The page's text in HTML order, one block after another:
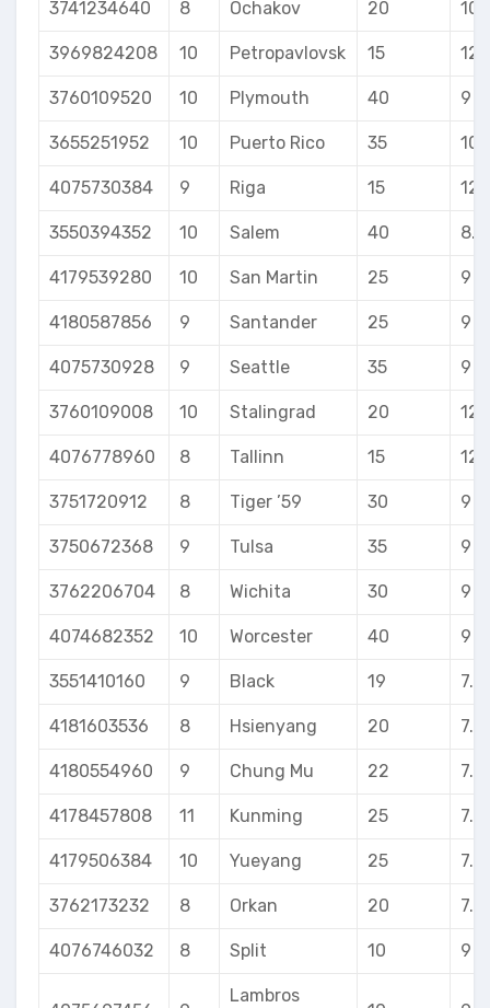
3741234640 8 Ochakov 20 10
3969824208 10 Petropavlovsk 15 12
3760109520 10 Plymouth 40 9
3655251952 10 Puerto Rico 35 10
4075730384 9 Riga 15 12
3550394352 10 Salem 40 8.5
4179539280 10 San Martin 25 9
4180587856 9 Santander 25 9
4075730928 9 Seattle 35 9
3760109008 10 Stalingrad 20 12
4076778960 8 Tallinn 15 12
3751720912 8 Tiger ’59 30 9
3750672368 9 Tulsa 35 9
3762206704 8 Wichita 30 9
4074682352 10 Worcester 40 9
3551410160 9 Black 19 7.5
4181603536 8 Hsienyang 20 7.5
4180554960 9 Chung Mu 22 7.5
4178457808 11 Kunming 25 7.5
4179506384 10 Yueyang 25 7.5
3762173232 8 Orkan 20 7.5
4076746032 8 Split 10 9
Lambros